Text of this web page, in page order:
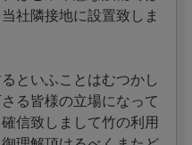
社隣接地に設置致しま
といふことはむつかし
る皆様の立場になって
信致しまして竹の利用